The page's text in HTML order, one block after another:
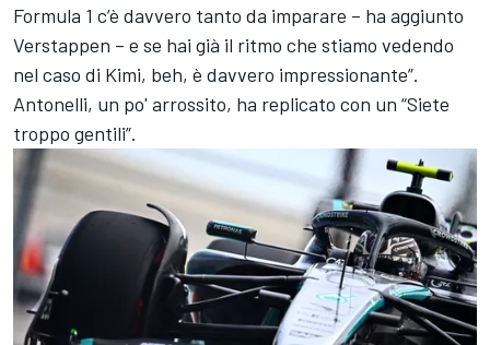
Formula 1 c’è davvero tanto da imparare – ha aggiunto
Verstappen – e se hai già il ritmo che stiamo vedendo
nel caso di Kimi, beh, è davvero impressionante”.
Antonelli, un po' arrossito, ha replicato con un “Siete
troppo gentili”.